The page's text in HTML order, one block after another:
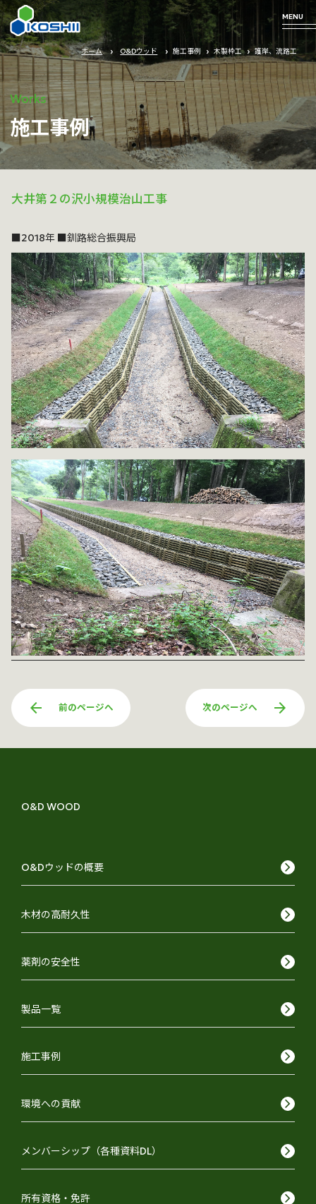
MENU
Business
事業について arrow_forward
Technology
私たちの技術 arrow_forward
Products
取り扱い商品 arrow_forward
Company
Profile
企業情報 arrow_forward
ホーム O&Dウッド 施工事例 木製枠工 護岸、流路工
Works
施工事例
大井第２の沢小規模治山工事
■2018年 ■釧路総合振興局
arrow_back 前のページへ 次のページへ arrow_forward
O&D WOOD
O&Dウッドの概要 keyboard_arrow_right
木材の高耐久性 keyboard_arrow_right
薬剤の安全性 keyboard_arrow_right
製品一覧 keyboard_arrow_right
施工事例 keyboard_arrow_right
環境への貢献 keyboard_arrow_right
メンバーシップ（各種資料DL） keyboard_arrow_right
所有資格・免許 keyboard_arrow_right